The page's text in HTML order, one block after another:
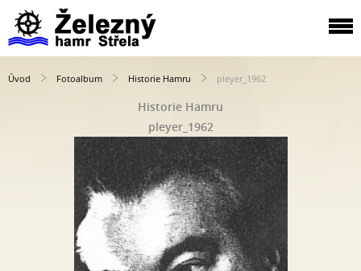
Úvod Fotoalbum Historie Hamru pleyer_1962
Historie Hamru
pleyer_1962